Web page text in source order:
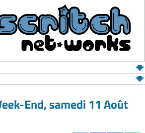
End, samedi 11 Août